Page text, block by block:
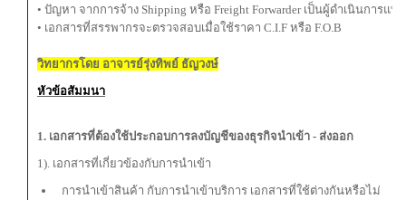
• ปัญหา จากการจ้าง Shipping หรือ Freight Forwarder เป็นผู้ดำเนินการแทน
• เอกสารที่สรรพากรจะตรวจสอบเมื่อใช้ราคา C.I.F หรือ F.O.B
วิทยากรโดย อาจารย์รุ่งทิพย์ ธัญวงษ์
หัวข้อสัมมนา
1. เอกสารที่ต้องใช้ประกอบการลงบัญชีของธุรกิจนำเข้า - ส่งออก
1). เอกสารที่เกี่ยวข้องกับการนำเข้า
การนำเข้าสินค้า กับการนำเข้าบริการ เอกสารที่ใช้ต่างกันหรือไม่